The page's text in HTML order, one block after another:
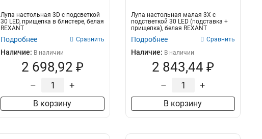
Лупа настольная 3D с подсветкой
30 LED, прищепка в блистере, белая
REXANT
Подробнее Сравнить
Наличие: В наличии
2 698,92 ₽
– +
В корзину
Лупа настольная малая 3X с
подстветкой 30 LED (подставка +
прищепка), белая REXANT
Подробнее Сравнить
Наличие: В наличии
2 843,44 ₽
– +
В корзину